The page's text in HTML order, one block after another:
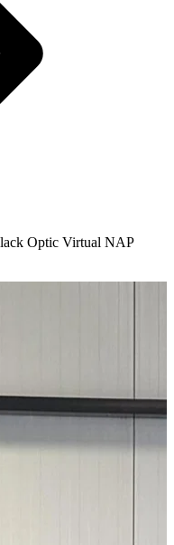
Optic Virtual NAP